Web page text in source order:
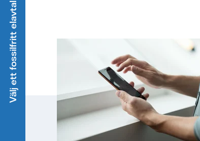
Välj ett fossilfritt elavtal